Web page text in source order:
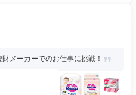
メーカーでのお仕事に挑戦！